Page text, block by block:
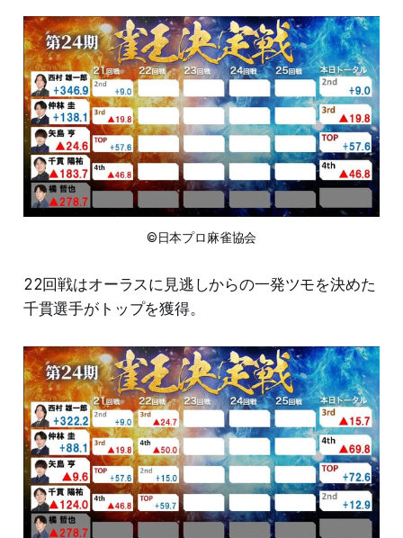
©日本プロ麻雀協会
22回戦はオーラスに見逃しからの一発ツモを決めた
千貫選手がトップを獲得。